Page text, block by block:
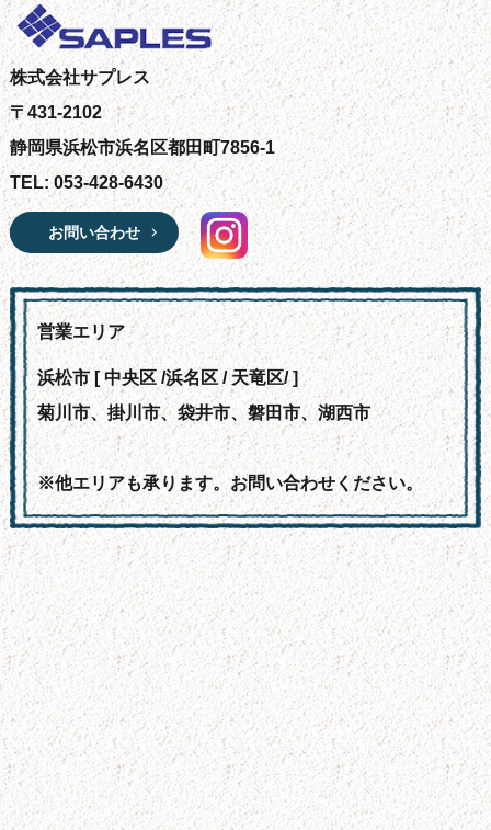
株式会社サプレス
〒431-2102
静岡県浜松市浜名区都田町7856-1
TEL: 053-428-6430
お問い合わせ
営業エリア
浜松市 [ 中央区 /浜名区 / 天竜区/ ]
菊川市、掛川市、袋井市、磐田市、湖西市
※他エリアも承ります。お問い合わせください。